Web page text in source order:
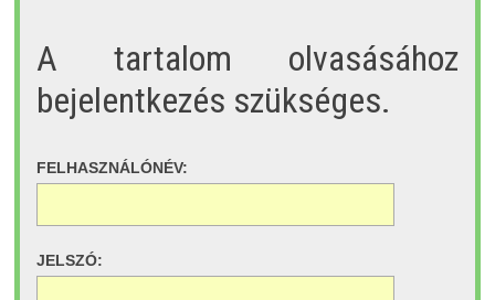
A tartalom olvasásához
bejelentkezés szükséges.
FELHASZNÁLÓNÉV:
JELSZÓ: